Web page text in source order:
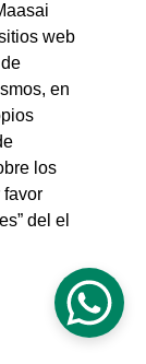
web
en
los
favor
del el